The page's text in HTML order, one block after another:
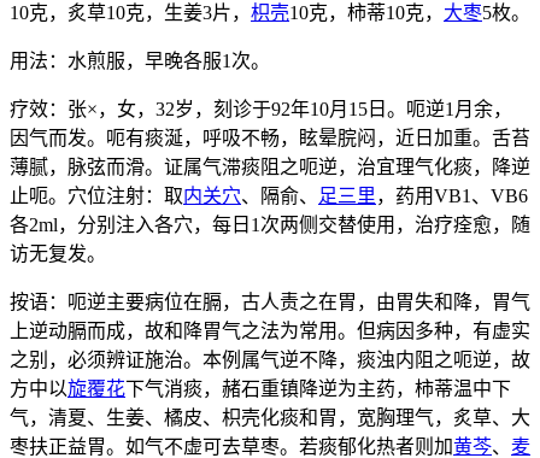
10克，炙草10克，生姜3片， 枳壳10克，柿蒂10克， 大枣5枚。
用法：水煎服，早晚各服1次。
疗效：张×，女，32岁，刻诊于92年10月15日。呃逆1月余，
因气而发。呃有痰涎，呼吸不畅，眩晕脘闷，近日加重。舌苔
薄腻，脉弦而滑。证属气滞痰阻之呃逆，治宜理气化痰，降逆
止呃。穴位注射：取内关穴、隔俞、 足三里，药用VB1、VB6
各2ml，分别注入各穴，每日1次两侧交替使用，治疗痊愈，随
访无复发。
按语：呃逆主要病位在膈，古人责之在胃，由胃失和降，胃气
上逆动膈而成，故和降胃气之法为常用。但病因多种，有虚实
之别，必须辨证施治。本例属气逆不降，痰浊内阻之呃逆，故
方中以旋覆花下气消痰，赭石重镇降逆为主药，柿蒂温中下
气，清夏、生姜、橘皮、枳壳化痰和胃，宽胸理气，炙草、大
枣扶正益胃。如气不虚可去草枣。若痰郁化热者则加黄芩、 麦